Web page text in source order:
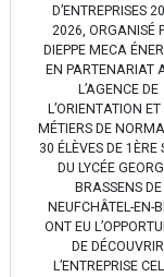
D’ENTREPRISES
2026, ORGANISÉ
DIEPPE MECA
EN PARTENARIAT
L’AGENCE DE
L’ORIENTATION ET
MÉTIERS DE
30 ÉLÈVES DE 1ÈRE
DU LYCÉE
BRASSENS DE
NEUFCHÂTEL-EN-
ONT EU
DE DÉCOUVRIR
L’ENTREPRISE